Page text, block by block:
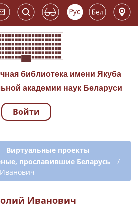
библиотека имени Якуба
академии наук Беларуси
Навигация по
Войти
навигация
Виртуальные проекты
прославившие Беларусь
/
Иванович